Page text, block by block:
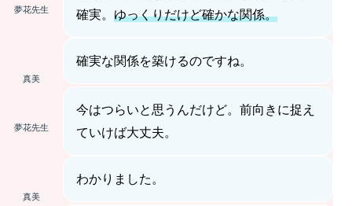
夢花先生
確実。ゆっくりだけど確かな関係。
真美
確実な関係を築けるのですね。
夢花先生
今はつらいと思うんだけど。前向きに捉え
ていけば大丈夫。
真美
わかりました。